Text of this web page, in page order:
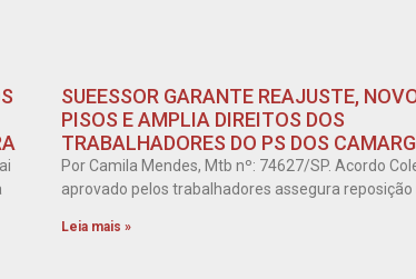
SUEESSOR GARANTE REAJUSTE,
PISOS E AMPLIA DIREITOS DOS
TRABALHADORES DO PS DOS
Por Camila Mendes, Mtb nº: 74627/SP. Acordo
aprovado pelos trabalhadores assegura reposição
Leia mais »